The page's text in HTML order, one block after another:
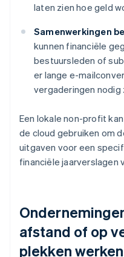
laten zien hoe geld
Samenwerkingen
kunnen financiële
bestuursleden of
er lange e-
vergaderingen nodig
Een lokale non-profit
de cloud gebruiken om
uitgaven voor een
financiële jaarverslagen
afstand of op
plekken werken